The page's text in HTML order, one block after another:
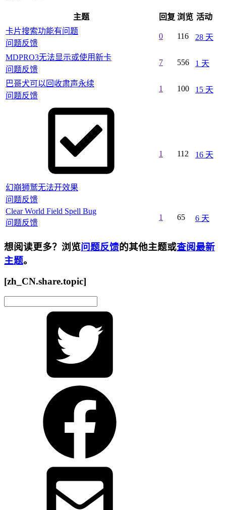
主题 回复 浏览 活动
卡片搜索功能有问题
问题反馈
0 116 28 天
MDPRO3无法显示或使用新卡
问题反馈
7 556 1 天
巴哥犬可以回收肃声永续
问题反馈
1 100 15 天
幻崩狮鹫无法开效果
问题反馈
1 112 16 天
Clear World Field Spell Bug
问题反馈
1 65 6 天
想阅读更多？浏览问题反馈的其他主题或查阅最新
主题。
[zh_CN.share.topic]